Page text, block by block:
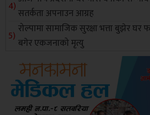
सतर्कता अपनाउन आग्रह
रोल्पामा सामाजिक सुरक्षा भत्ता बुझेर घर
बगेर एकजनाको मृत्यु